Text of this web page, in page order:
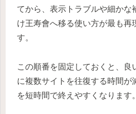
てから、表示トラブルや細かな
け王寿會へ移る使い方が最も再
す。
この順番を固定しておくと、良
に複数サイトを往復する時間が
を短時間で終えやすくなります。